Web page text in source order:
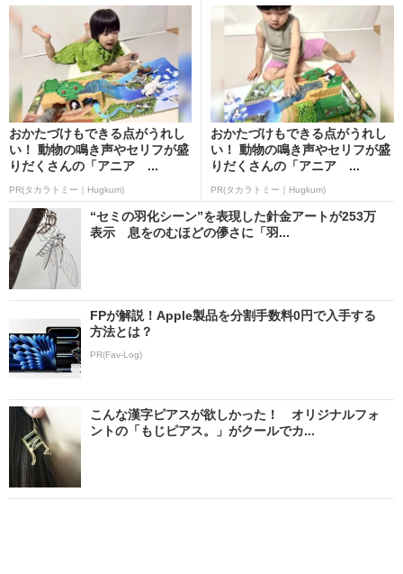
おかたづけもできる点がうれし
い！ 動物の鳴き声やセリフが盛
りだくさんの「アニア ...
PR(タカラトミー｜Hugkum)
おかたづけもできる点がうれし
い！ 動物の鳴き声やセリフが盛
りだくさんの「アニア ...
PR(タカラトミー｜Hugkum)
“セミの羽化シーン”を表現した針金アートが253万
表示 息をのむほどの儚さに「羽...
FPが解説！Apple製品を分割手数料0円で入手する
方法とは？
PR(Fav-Log)
こんな漢字ピアスが欲しかった！ オリジナルフォ
ントの「もじピアス。」がクールでカ...